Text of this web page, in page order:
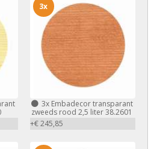
3xEmbadecor transparant
zweeds rood 2,5 liter 38.2601
+€ 245,85
3x